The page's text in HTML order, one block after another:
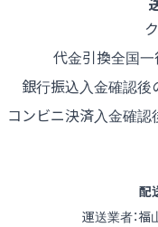
代金引換全国
銀行振込入金確認後
コンビニ決済入金確認
配
運送業者：